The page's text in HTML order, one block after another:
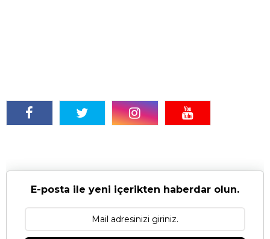
E-posta ile yeni içerikten haberdar olun.